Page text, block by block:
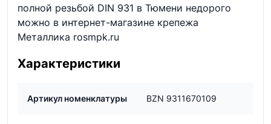
полной резьбой DIN 931 в Тюмени недорого
можно в интернет-магазине крепежа
Металлика rosmpk.ru
Характеристики
Артикул номенклатуры BZN 9311670109